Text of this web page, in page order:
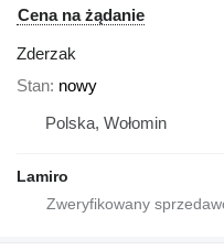
Cena na żądanie
Zderzak
Stan nowy
Polska, Wołomin
Lamiro